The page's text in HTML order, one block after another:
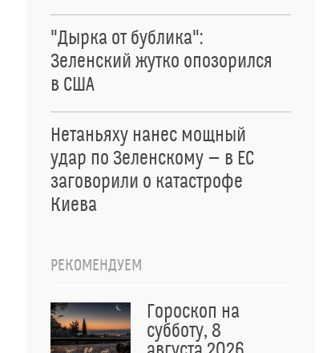
"Дырка от бублика":
Зеленский жутко опозорился
в США
Нетаньяху нанес мощный
удар по Зеленскому — в ЕС
заговорили о катастрофе
Киева
РЕКОМЕНДУЕМ
Гороскоп на
субботу, 8